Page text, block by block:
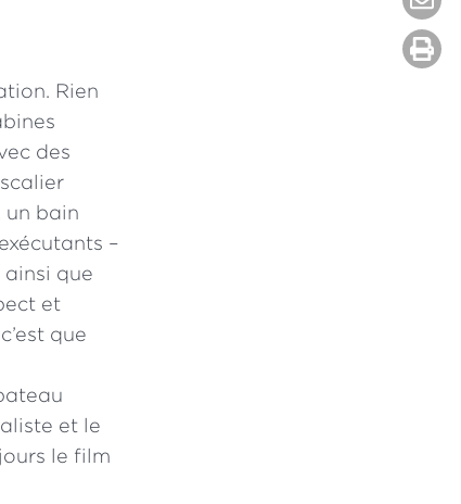
Rien
des
un bain
–
que
et
que
et le
le film